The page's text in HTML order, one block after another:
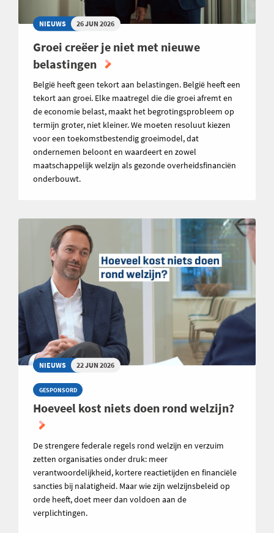
NIEUWS 26 JUN 2026
Groei creëer je niet met nieuwe
belastingen
België heeft geen tekort aan belastingen. België heeft een
tekort aan groei. Elke maatregel die die groei afremt en
de economie belast, maakt het begrotingsprobleem op
termijn groter, niet kleiner. We moeten resoluut kiezen
voor een toekomstbestendig groeimodel, dat
ondernemen beloont en waardeert en zowel
maatschappelijk welzijn als gezonde overheidsfinanciën
onderbouwt.
NIEUWS 22 JUN 2026
GESPONSORD
Hoeveel kost niets doen rond welzijn?
De strengere federale regels rond welzijn en verzuim
zetten organisaties onder druk: meer
verantwoordelijkheid, kortere reactietijden en financiële
sancties bij nalatigheid. Maar wie zijn welzijnsbeleid op
orde heeft, doet meer dan voldoen aan de
verplichtingen.